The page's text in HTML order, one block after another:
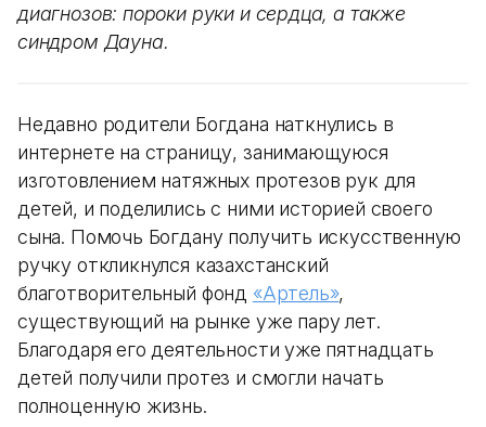
диагнозов: пороки руки и сердца, а также
синдром Дауна.
Недавно родители Богдана наткнулись в
интернете на страницу, занимающуюся
изготовлением натяжных протезов рук для
детей, и поделились с ними историей своего
сына. Помочь Богдану получить искусственную
ручку откликнулся казахстанский
благотворительный фонд «Артель»,
существующий на рынке уже пару лет.
Благодаря его деятельности уже пятнадцать
детей получили протез и смогли начать
полноценную жизнь.